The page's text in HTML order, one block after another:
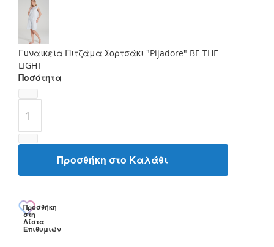
Γυναικεία Πιτζάμα Σορτσάκι "Pijadore" BE THE
LIGHT
Ποσότητα
Προσθήκη στο Καλάθι
Προσθήκη
στη
Λίστα
Επιθυμιών